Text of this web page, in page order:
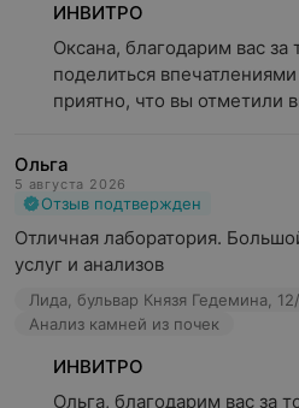
ИНВИТРО
Оксана, благодарим вас
поделиться
приятно, что вы отметили
Ольга
5 августа 2026
Отзыв подтвержден
Отличная лаборатория.
услуг и анализов
Лида, бульвар Князя Гедемина, 12/
Анализ камней из почек
ИНВИТРО
Ольга, благодарим вас за